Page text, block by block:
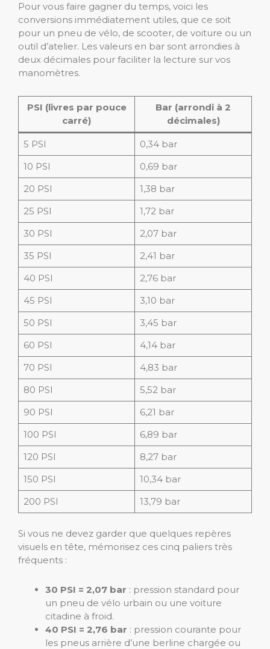
Pour vous faire gagner du temps, voici les
conversions immédiatement utiles, que ce soit
pour un pneu de vélo, de scooter, de voiture ou un
outil d’atelier. Les valeurs en bar sont arrondies à
deux décimales pour faciliter la lecture sur vos
manomètres.
PSI (livres par pouce
carré)
Bar (arrondi à 2
décimales)
5 PSI
0,34 bar
10 PSI
0,69 bar
20 PSI
1,38 bar
25 PSI
1,72 bar
30 PSI
2,07 bar
35 PSI
2,41 bar
40 PSI
2,76 bar
45 PSI
3,10 bar
50 PSI
3,45 bar
60 PSI
4,14 bar
70 PSI
4,83 bar
80 PSI
5,52 bar
90 PSI
6,21 bar
100 PSI
6,89 bar
120 PSI
8,27 bar
150 PSI
10,34 bar
200 PSI
13,79 bar
Si vous ne devez garder que quelques repères
visuels en tête, mémorisez ces cinq paliers très
fréquents :
30 PSI = 2,07 bar : pression standard pour
un pneu de vélo urbain ou une voiture
citadine à froid.
40 PSI = 2,76 bar : pression courante pour
les pneus arrière d’une berline chargée ou